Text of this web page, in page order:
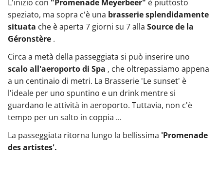
L'inizio con "Promenade Meyerbeer" è piuttosto
speziato, ma sopra c'è una brasserie splendidamente
situata che è aperta 7 giorni su 7 alla Source de la
Géronstère .
Circa a metà della passeggiata si può inserire uno
scalo all'aeroporto di Spa , che oltrepassiamo appena
a un centinaio di metri. La Brasserie 'Le sunset' è
l'ideale per uno spuntino e un drink mentre si
guardano le attività in aeroporto. Tuttavia, non c'è
tempo per un salto in coppia ...
La passeggiata ritorna lungo la bellissima 'Promenade
des artistes'.